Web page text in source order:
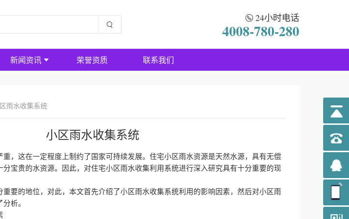
24小时电话
4008-780-280
新闻资讯 荣誉资质 联系我们
雨水收集系统
小区雨水收集系统
，这在一定程度上制约了国家可持续发展。住宅小区雨水资源是天然水源，具有无偿
宝贵的水资源。因此，对住宅小区雨水收集利用系统进行深入研究具有十分重要的现
要的地位，对此，本文首先介绍了小区雨水收集系统利用的影响因素，然后对小区雨
析。